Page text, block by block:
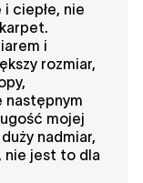
ciepłe, nie
i
rozmiar,
następnym
mojej
nadmiar,
nie jest to dla